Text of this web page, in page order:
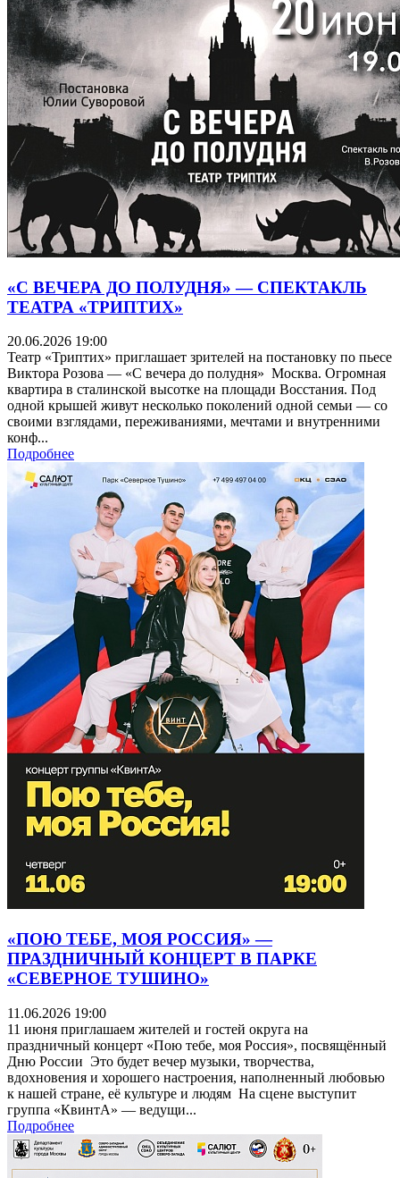
«С ВЕЧЕРА ДО ПОЛУДНЯ» — СПЕКТАКЛЬ
ТЕАТРА «ТРИПТИХ»
20.06.2026 19:00
Театр «Триптих» приглашает зрителей на постановку по пьесе
Виктора Розова — «С вечера до полудня» Москва. Огромная
квартира в сталинской высотке на площади Восстания. Под
одной крышей живут несколько поколений одной семьи — со
своими взглядами, переживаниями, мечтами и внутренними
конф...
Подробнее
«ПОЮ ТЕБЕ, МОЯ РОССИЯ» —
ПРАЗДНИЧНЫЙ КОНЦЕРТ В ПАРКЕ
«СЕВЕРНОЕ ТУШИНО»
11.06.2026 19:00
11 июня приглашаем жителей и гостей округа на
праздничный концерт «Пою тебе, моя Россия», посвящённый
Дню России Это будет вечер музыки, творчества,
вдохновения и хорошего настроения, наполненный любовью
к нашей стране, её культуре и людям На сцене выступит
группа «КвинтА» — ведущи...
Подробнее